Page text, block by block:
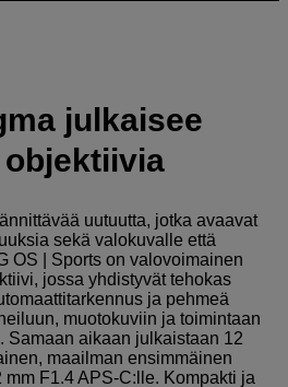
julkaisee
uutuutta, jotka avaavat
sekä valokuvalle että
OS | Sports on valovoimainen
jossa yhdistyvät tehokas
ja pehmeä
muotokuviin ja toimintaan
Samaan aikaan julkaistaan 12
maailman ensimmäinen
F1.4 APS-C:lle. Kompakti ja